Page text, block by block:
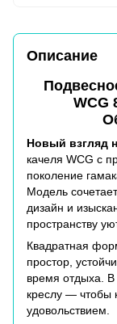
Описание
WCG
Новый взгляд
качеля WCG с
поколение
Модель
дизайн и
пространству
Квадратная
простор,
время отдыха. В
креслу — чтобы
удовольствием.